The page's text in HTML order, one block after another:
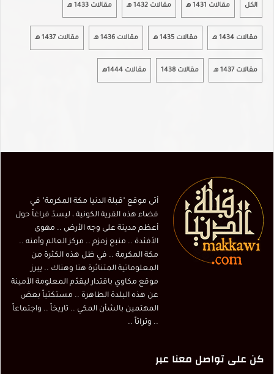
الكل مقالات 1431 هـ مقالات 1432 هـ مقالات 1433 هـ
مقالات 1434 هـ مقالات 1435 هـ مقالات 1436 هـ مقالات 1437 هـ
مقالات 1437 هـ مقالات 1438 مقالات 1444هـ
أتى موقع "قبلة الدنيا مكة المكرمة" في
فضاء هذه القرية الكونية ، ليسدّ فراغاً حول
أعظم مدينة على وجه الأرض .. مهوى
الأفئدة .. منبع زمزم .. مركز العالم وأمنه ..
مكة المكرمة .. في ظل هذه الكثرة من
المعلوماتية المتناثرة هنا وهناك .. يبرز
موقع مكاوي باقتدار ليقدّم المعلومة الأمينة
عن هذه البلدة الطاهرة .. مستكتباً بعض
المهتمين بالشأن المكي .. تاريخاً .. واجتماعاً
.. وتراثاً ..
كن على تواصل معنا عبر